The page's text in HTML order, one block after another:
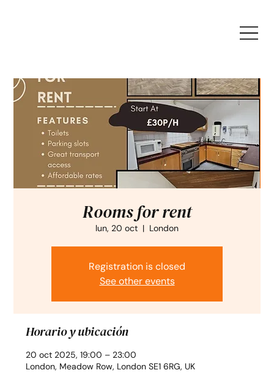
Rooms for rent
lun, 20 oct
  |
London
Registration is closed
See other events
Horario y ubicación
20 oct 2025, 19:00 – 23:00
London, Meadow Row, London SE1 6RG, UK